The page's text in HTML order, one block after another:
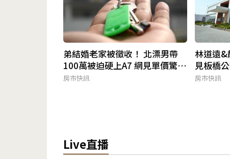
弟結婚老家被徵收！ 北漂男帶
100萬被迫硬上A7 網見單價驚呆
了
房市快訊
林道遠&
見板橋
房市快訊
Live直播